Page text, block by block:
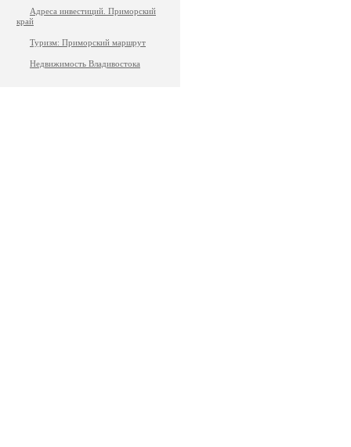
Адреса инвестиций. Приморский
край
Туризм: Приморский маршрут
Недвижимость Владивостока